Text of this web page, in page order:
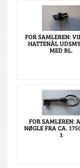
FOR SAMLEREN:
HATTENÅL
MED BL.
FOR SAMLEREN:
NØGLE FRA CA.
1